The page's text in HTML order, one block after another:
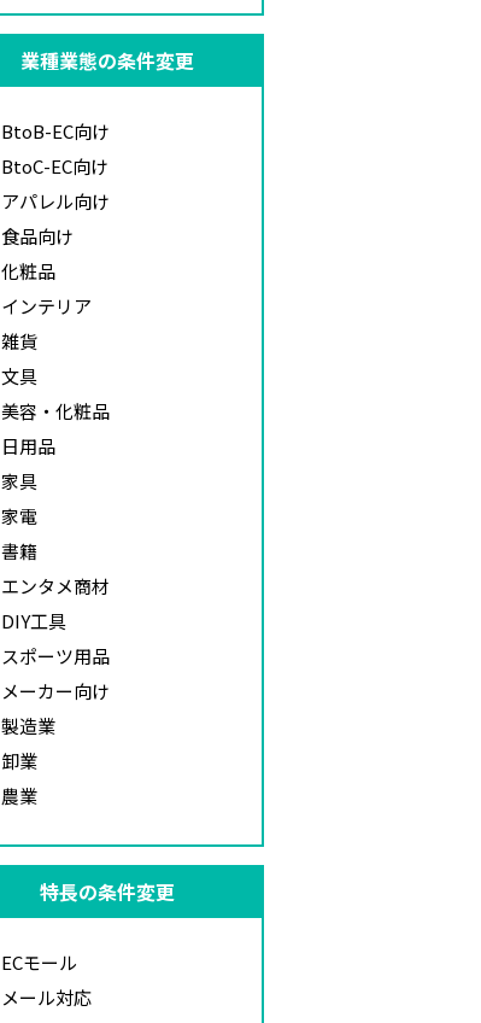
業種業態の条件変更
BtoB-EC向け
BtoC-EC向け
アパレル向け
食品向け
化粧品
インテリア
雑貨
文具
美容・化粧品
日用品
家具
家電
書籍
エンタメ商材
DIY工具
スポーツ用品
メーカー向け
製造業
卸業
農業
特長の条件変更
ECモール
メール対応